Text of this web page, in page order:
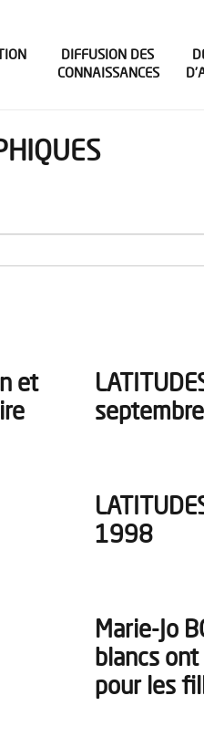
DIFFUSION DES
CONNAISSANCES
et
1998
Marie-Jo
blancs ont
pour les